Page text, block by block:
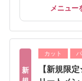
メニュー
新
カット
【新規限